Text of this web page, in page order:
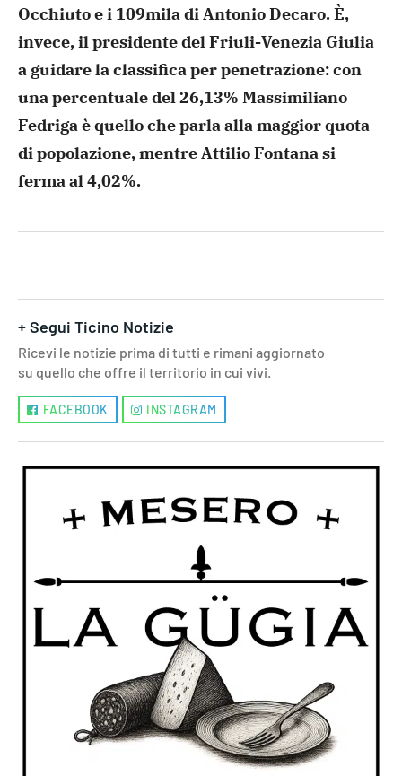
Occhiuto e i 109mila di Antonio Decaro. È,
invece, il presidente del Friuli-Venezia Giulia
a guidare la classifica per penetrazione: con
una percentuale del 26,13% Massimiliano
Fedriga è quello che parla alla maggior quota
di popolazione, mentre Attilio Fontana si
ferma al 4,02%.
+ Segui Ticino Notizie
Ricevi le notizie prima di tutti e rimani aggiornato
su quello che offre il territorio in cui vivi.
FACEBOOK INSTAGRAM